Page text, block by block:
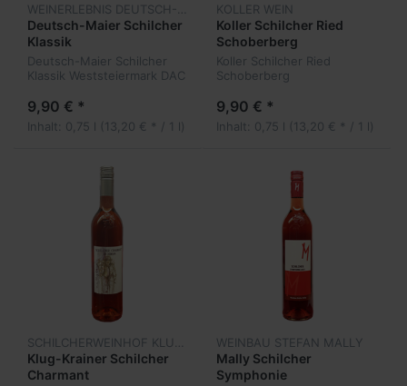
Deutsch-Maier Schilcher
Klassik
Deutsch-Maier Schilcher
Klassik Weststeiermark DAC
9,90 € *
Inhalt: 0,75 l (13,20 € * / 1 l)
KOLLER WEIN
Koller Schilcher Ried
Schoberberg
Koller Schilcher Ried
Schoberberg
9,90 € *
Inhalt: 0,75 l (13,20 € * / 1 l)
Klug-Krainer Schilcher
Charmant
WEINBAU STEFAN MALLY
Mally Schilcher
Symphonie